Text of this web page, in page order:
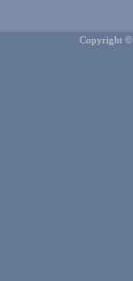
Copyright ©